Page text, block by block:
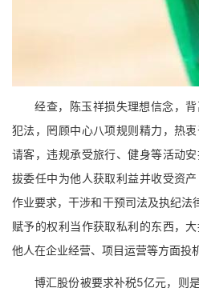
经查，陈玉祥损失理想信念，背
犯法，罔顾中心八项规则精力，热
请客，违规承受旅行、健身等活动
拔委任中为他人获取利益并收受资
作业要求，干涉和干预司法及执纪法
赋予的权利当作获取私利的东西，
他人在企业经营、项目运营等方面投
博汇股份被要求补税5亿元，则是